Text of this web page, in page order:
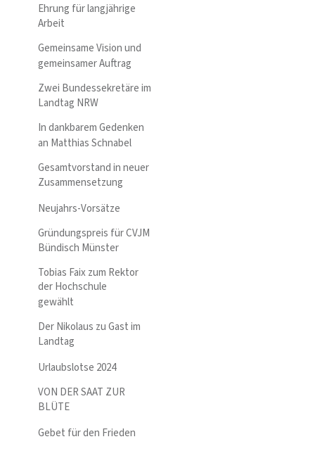
Ehrung für langjährige
Arbeit
Gemeinsame Vision und
gemeinsamer Auftrag
Zwei Bundessekretäre im
Landtag NRW
In dankbarem Gedenken
an Matthias Schnabel
Gesamtvorstand in neuer
Zusammensetzung
Neujahrs-Vorsätze
Gründungspreis für CVJM
Bündisch Münster
Tobias Faix zum Rektor
der Hochschule
gewählt
Der Nikolaus zu Gast im
Landtag
Urlaubslotse 2024
VON DER SAAT ZUR
BLÜTE
Gebet für den Frieden